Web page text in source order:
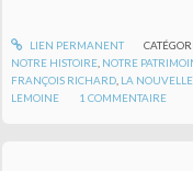
LIEN PERMANENT
NOTRE HISTOIRE NOTRE
FRANÇOIS RICHARD LA
LEMOINE
1 COMMENTAIRE